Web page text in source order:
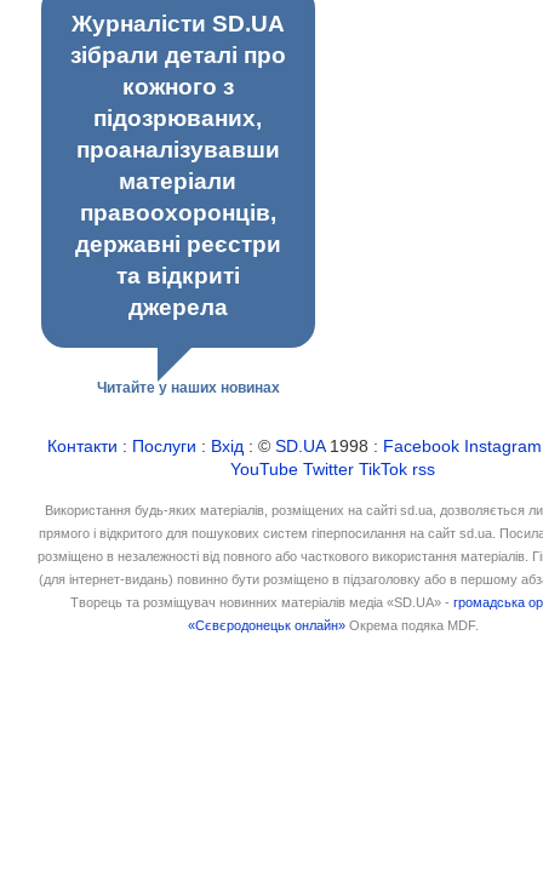
Журналісти SD.UA
зібрали деталі про
кожного з
підозрюваних,
проаналізувавши
матеріали
правоохоронців,
державні реєстри
та відкриті
джерела
Читайте у наших новинах
Контакти : Послуги : Вхід : ©SD.UA1998 : Facebook Instagram
YouTube Twitter TikTok rss
Використання будь-яких матеріалів, розміщених на сайті sd.ua, дозволяється
прямого і відкритого для пошукових систем гіперпосилання на сайт sd.ua.
розміщено в незалежності від повного або часткового використання матеріалів.
(для інтернет-видань) повинно бути розміщено в підзаголовку або в першому
Творець та розміщувач новинних матеріалів медіа «SD.UA» -громадська
«Сєвєродонецьк онлайн» Окрема подяка MDF.